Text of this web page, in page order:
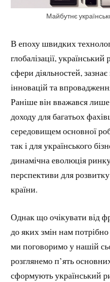
Майбутнє
В епоху швидких
глобалізації,
сфери діяльностей,
інновацій та
Раніше він вважався
доходу для багатьох
середовищем основної
так і для українського
динамічна еволюція
перспективи для
країни.
Однак що очікувати від
до яких змін нам
ми поговоримо у нашій
розглянемо п’ять
сформують український